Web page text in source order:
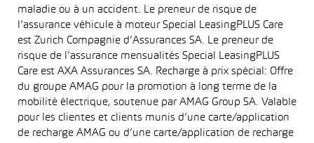
maladie ou à un accident. Le preneur de risque de
l’assurance véhicule à moteur Special LeasingPLUS Care
est Zurich Compagnie d’Assurances SA. Le preneur de
risque de l’assurance mensualités Special LeasingPLUS
Care est AXA Assurances SA. Recharge à prix spécial: Offre
du groupe AMAG pour la promotion à long terme de la
mobilité électrique, soutenue par AMAG Group SA. Valable
pour les clientes et clients munis d’une carte/application
de recharge AMAG ou d’une carte/application de recharge